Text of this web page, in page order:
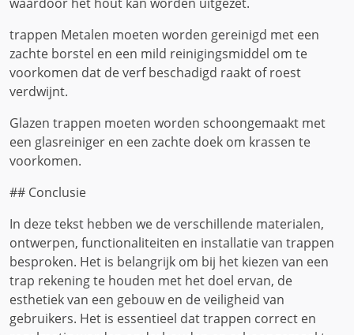
trappen Metalen moeten worden gereinigd met een
zachte borstel en een mild reinigingsmiddel om te
voorkomen dat de verf beschadigd raakt of roest
verdwijnt.
Glazen trappen moeten worden schoongemaakt met
een glasreiniger en een zachte doek om krassen te
voorkomen.
## Conclusie
In deze tekst hebben we de verschillende materialen,
ontwerpen, functionaliteiten en installatie van trappen
besproken. Het is belangrijk om bij het kiezen van een
trap rekening te houden met het doel ervan, de
esthetiek van een gebouw en de veiligheid van
gebruikers. Het is essentieel dat trappen correct en